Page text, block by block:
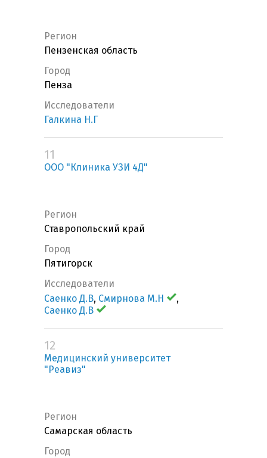
Регион
Пензенская область
Город
Пенза
Исследователи
Галкина Н.Г
11
ООО "Клиника УЗИ 4Д"
Регион
Ставропольский край
Город
Пятигорск
Исследователи
Саенко Д.В, Смирнова М.Н
,
Саенко Д.В
12
Медицинский университет
"Реавиз"
Регион
Самарская область
Город